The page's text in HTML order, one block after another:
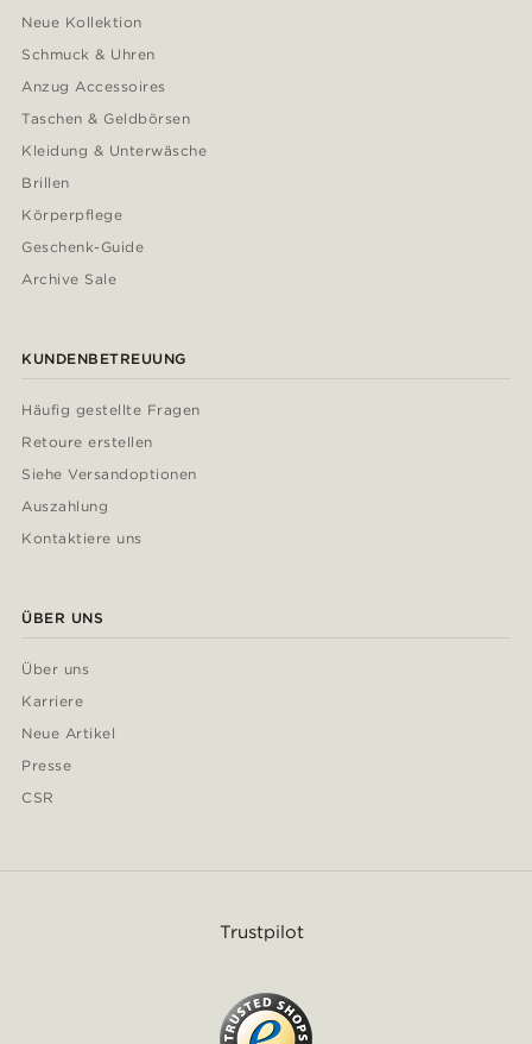
Neue Kollektion
Schmuck & Uhren
Anzug Accessoires
Taschen & Geldbörsen
Kleidung & Unterwäsche
Brillen
Körperpflege
Geschenk-Guide
Archive Sale
KUNDENBETREUUNG
Häufig gestellte Fragen
Retoure erstellen
Siehe Versandoptionen
Auszahlung
Kontaktiere uns
ÜBER UNS
Über uns
Karriere
Neue Artikel
Presse
CSR
Trustpilot